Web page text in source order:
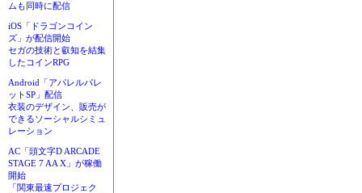
ムも同時に配信
iOS「ドラゴンコイン
ズ」が配信開始
セガの技術と叡知を結集
したコインRPG
Android「アパレルパレ
ットSP」配信
衣装のデザイン、販売が
できるソーシャルシミュ
レーション
AC「頭文字D ARCADE
STAGE 7 AA X」が稼働
開始
「関東最速プロジェク